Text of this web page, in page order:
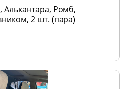
Алькантара, Ромб,
2 шт. (пара)